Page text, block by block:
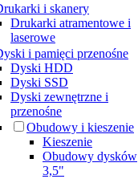
i skanery
Drukarki atramentowe i
laserowe
i pamięci przenośne
Dyski HDD
Dyski SSD
Dyski zewnętrzne i
przenośne
Obudowy i kieszenie
Kieszenie
Obudowy dysków
3,5"